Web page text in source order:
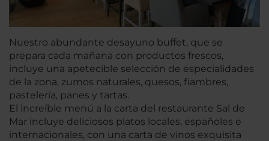
Nuestro abundante desayuno buffet, que se
prepara cada mañana con productos frescos,
incluye una apetecible selección de especialidades
de la zona, zumos naturales, quesos, fiambres,
pastelería, panes y tartas.
El increíble menú a la carta del restaurante Sal de
Mar incluye deliciosos platos locales, españoles e
internacionales, con una carta de vinos exquisita